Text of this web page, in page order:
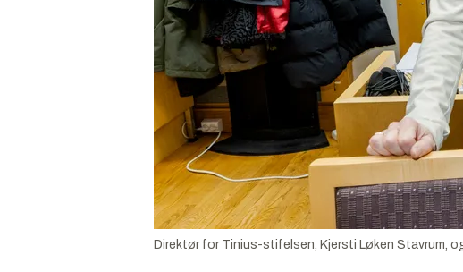
Direktør for Tinius-stifelsen, Kjersti Løken Stavrum,